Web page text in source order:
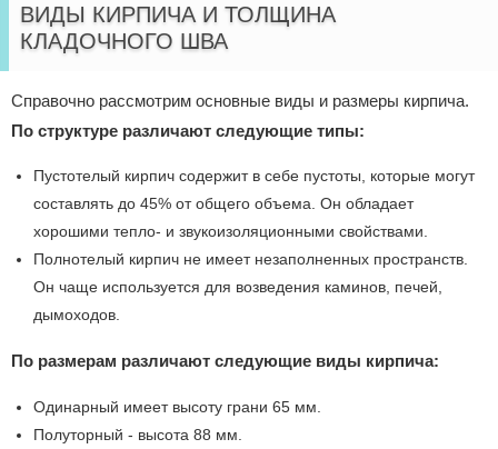
ВИДЫ КИРПИЧА И ТОЛЩИНА
КЛАДОЧНОГО ШВА
Справочно рассмотрим основные виды и размеры кирпича.
По структуре различают следующие типы:
Пустотелый кирпич содержит в себе пустоты, которые могут
составлять до 45% от общего объема. Он обладает
хорошими тепло- и звукоизоляционными свойствами.
Полнотелый кирпич не имеет незаполненных пространств.
Он чаще используется для возведения каминов, печей,
дымоходов.
По размерам различают следующие виды кирпича:
Одинарный имеет высоту грани 65 мм.
Полуторный - высота 88 мм.